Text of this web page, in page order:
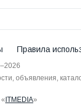
Правила
объявления,
ITMEDIA»